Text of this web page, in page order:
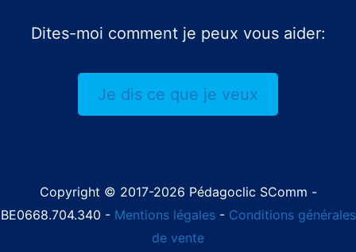
Dites-moi comment je peux vous aider:
Je dis ce que je veux
Copyright © 2017-2026 Pédagoclic SComm -
BE0668.704.340 - Mentions légales- Conditions générales
de vente